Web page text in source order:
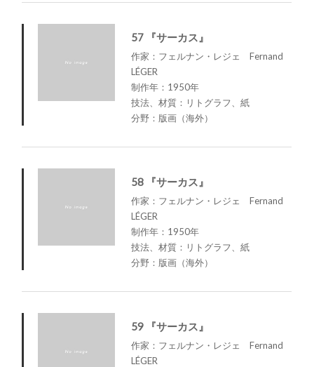
57 『サーカス』
作家：フェルナン・レジェ Fernand
LÉGER
制作年：1950年
技法、材質：リトグラフ、紙
分野：版画（海外）
58 『サーカス』
作家：フェルナン・レジェ Fernand
LÉGER
制作年：1950年
技法、材質：リトグラフ、紙
分野：版画（海外）
59 『サーカス』
作家：フェルナン・レジェ Fernand
LÉGER